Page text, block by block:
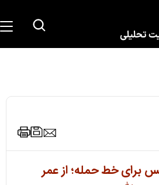
برای خط حمله؛ از عمر